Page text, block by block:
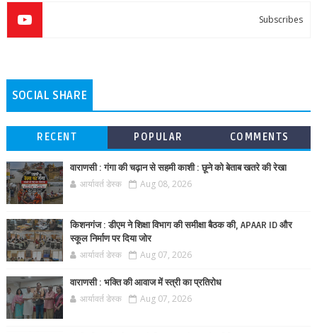
Subscribes
SOCIAL SHARE
RECENT POPULAR COMMENTS
वाराणसी : गंगा की चढ़ान से सहमी काशी : छूने को बेताब खतरे की रेखा
आर्यावर्त डेस्क Aug 08, 2026
किशनगंज : डीएम ने शिक्षा विभाग की समीक्षा बैठक की, APAAR ID और
स्कूल निर्माण पर दिया जोर
आर्यावर्त डेस्क Aug 07, 2026
वाराणसी : भक्ति की आवाज में स्त्री का प्रतिरोध
आर्यावर्त डेस्क Aug 07, 2026